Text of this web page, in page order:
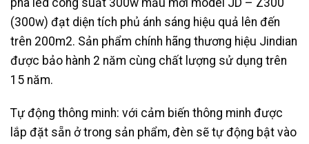
(300w) đạt diện tích phủ ánh sáng hiệu quả lên đến
trên 200m2. Sản phẩm chính hãng thương hiệu Jindian
được bảo hành 2 năm cùng chất lượng sử dụng trên
15 năm.
Tự động thông minh: với cảm biến thông minh được
lắp đặt sẵn ở trong sản phẩm, đèn sẽ tự động bật vào